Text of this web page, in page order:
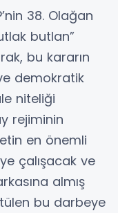
38. Olağan
butlan”
bu kararın
demokratik
niteliği
rejiminin
en önemli
çalışacak ve
almış
bu darbeye